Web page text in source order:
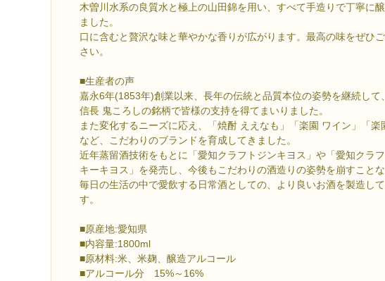
木曽川水系の良質水と極上の山田錦を用い、すべて手造りで丁寧に
ました。
口に含むと贅沢な味と華やかな香りが広がります。最高の味をぜひ
さい。
■生産者の声
嘉永6年(1853年)創業以来、長年の伝統と品質本位の姿勢を継続して
信長 鬼ころしの銘柄で皆様の支持を得てまいりました。
また変化するニーズに応え、「焼酎 ええなも」「楽園 ワイン」「楽
など、こだわりのブランドを育成してきました。
近年蒸留酒技術をもとに「愛知クラフトジンキヨス」や「愛知クラ
キーキヨス」を発売し、今後もこだわりの酒造りの姿勢を崩すこと
毎日の生活の中で愛飲する日常酒としての、より良いお酒を製造し
す。
■原産地:愛知県
■内容量:1800ml
■原材料:米、米麹、醸造アルコール
■アルコール分 15%～16%